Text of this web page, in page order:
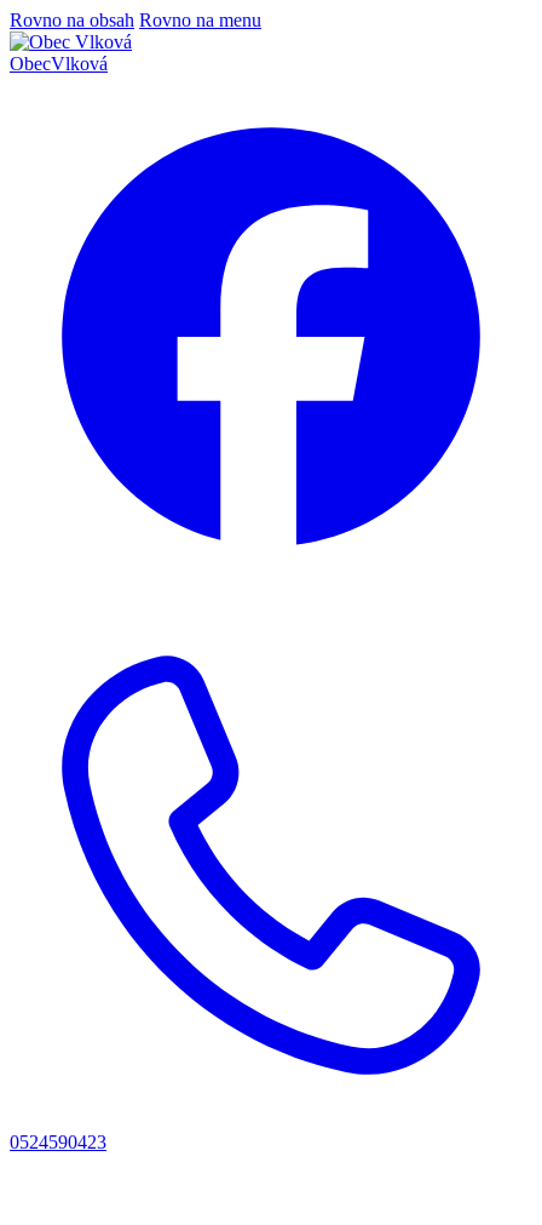
Rovno na obsah Rovno na menu
ObecVlková
0524590423